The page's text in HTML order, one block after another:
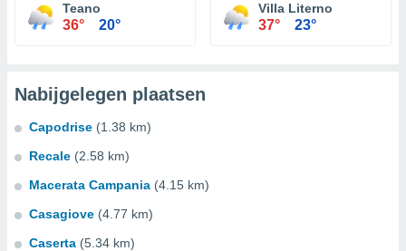
Teano
36° 20°
Villa Literno
37° 23°
Nabijgelegen plaatsen
Capodrise (1.38 km)
Recale (2.58 km)
Macerata Campania (4.15 km)
Casagiove (4.77 km)
Caserta (5.34 km)